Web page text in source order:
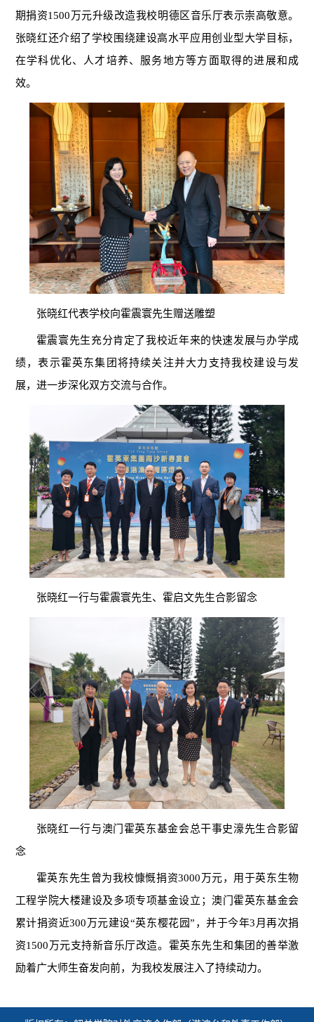
期捐资1500万元升级改造我校明德区音乐厅表示崇高敬意。
张晓红还介绍了学校围绕建设高水平应用创业型大学目标，
在学科优化、人才培养、服务地方等方面取得的进展和成
效。
张晓红代表学校向霍震寰先生赠送雕塑
霍震寰先生充分肯定了我校近年来的快速发展与办学成
绩，表示霍英东集团将持续关注并大力支持我校建设与发
展，进一步深化双方交流与合作。
张晓红一行与霍震寰先生、霍启文先生合影留念
张晓红一行与澳门霍英东基金会总干事史濠先生合影留
念
霍英东先生曾为我校慷慨捐资3000万元，用于英东生物
工程学院大楼建设及多项专项基金设立；澳门霍英东基金会
累计捐资近300万元建设“英东樱花园”，并于今年3月再次捐
资1500万元支持新音乐厅改造。霍英东先生和集团的善举激
励着广大师生奋发向前，为我校发展注入了持续动力。